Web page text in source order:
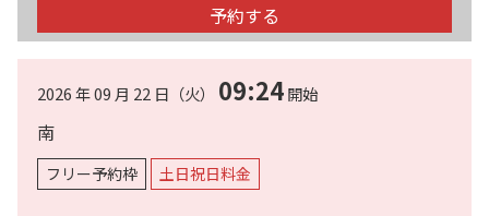
予約する
2026 年 09 月 22 日（火） 09:24開始
南
フリー予約枠 土日祝日料金